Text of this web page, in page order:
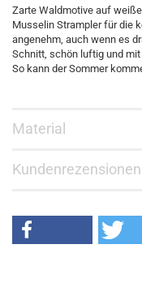
Zarte Waldmotive auf
Musselin Strampler für die
angenehm, auch wenn es
Schnitt, schön luftig und
So kann der Sommer
Material
Kundenrezensionen